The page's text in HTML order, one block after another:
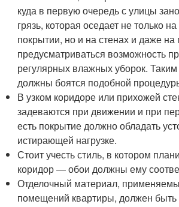
куда в первую очередь с улицы
грязь, которая оседает не только
покрытии, но и на стенах и даже
предусматриваться возможность
регулярных влажных уборок.
должны боятся подобной
В узком коридоре или прихожей
задеваются при движении и при
есть покрытие должно обладать
истирающей нагрузке.
Стоит учесть стиль, в котором
коридор — обои должны ему
Отделочный материал,
помещений квартиры, должен быть